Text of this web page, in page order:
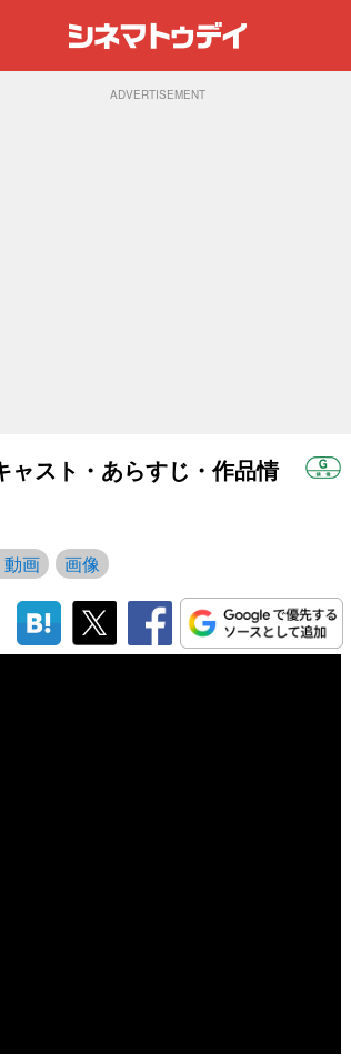
ADVERTISEMENT
ャスト・あらすじ・作品情
画 画像